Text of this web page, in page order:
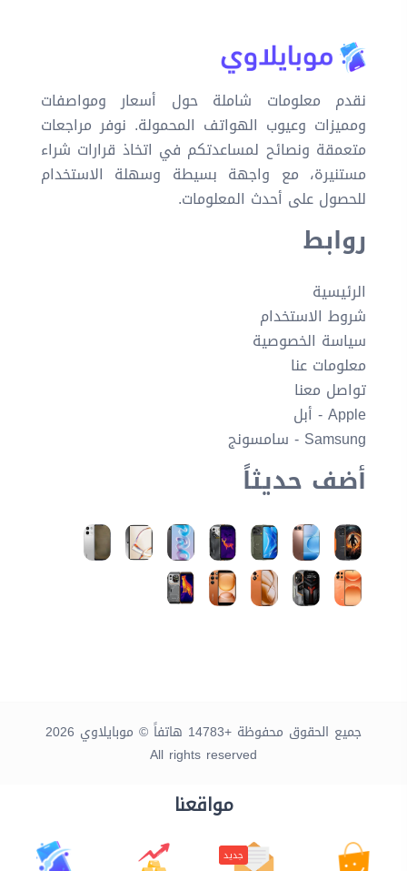
نقدم معلومات شاملة حول أسعار ومواصفات
ومميزات وعيوب الهواتف المحمولة. نوفر مراجعات
متعمقة ونصائح لمساعدتكم في اتخاذ قرارات شراء
مستنيرة، مع واجهة بسيطة وسهلة الاستخدام
للحصول على أحدث المعلومات.
روابط
الرئيسية
شروط الاستخدام
سياسة الخصوصية
معلومات عنا
تواصل معنا
Apple - أبل
Samsung - سامسونج
أضف حديثاً
جميع الحقوق محفوظة +14783 هاتفاً © موبايلاوي 2026
All rights reserved